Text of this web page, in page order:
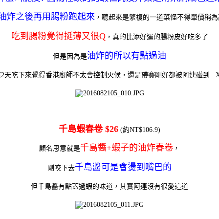
炸之後再用腸粉跑起來 ，聽起來是繁複的一道菜怪不得單價稍
吃到腸粉覺得挺薄又很Q，真的比添好運的腸粉皮好吃多了
但是因為是油炸的所以有點過油
天吃下來覺得香港廚師不太會控制火候，還是帶賽剛好都被阿連碰到
千島蝦春卷 $26 (約NT$106.9)
顧名思意就是千島醬+蝦子的油炸春卷 ，
剛咬下去千島醬可是會燙到嘴巴的
但千島醬有點蓋過蝦的味道， 其實阿連沒有很愛這道